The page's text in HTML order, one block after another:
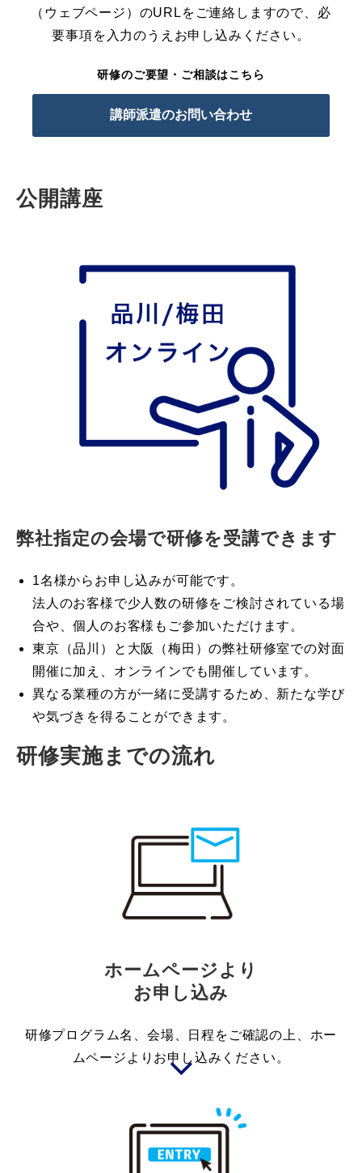
（ウェブページ）のURLをご連絡しますので、必
要事項を入力のうえお申し込みください。
研修のご要望・ご相談はこちら
講師派遣のお問い合わせ
公開講座
弊社指定の会場で研修を受講できます
1名様からお申し込みが可能です。
法人のお客様で少人数の研修をご検討されている場
合や、個人のお客様もご参加いただけます。
東京（品川）と大阪（梅田）の弊社研修室での対面
開催に加え、オンラインでも開催しています。
異なる業種の方が一緒に受講するため、新たな学び
や気づきを得ることができます。
研修実施までの流れ
ホームページより
お申し込み
研修プログラム名、会場、日程をご確認の上、ホー
ムページよりお申し込みください。